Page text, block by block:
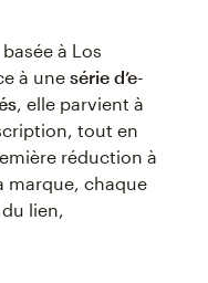
à Los
à une série d’e-
, elle parvient à
tout en
réduction à
marque, chaque
lien,